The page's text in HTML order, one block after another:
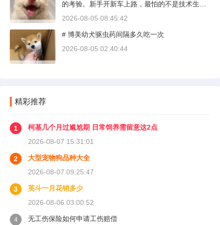
的考验。新手开新车上路，最怕的不是技术生
疏，而是对车况和路况的双重陌生。磨合期内，
不超过100公里，这不是老司机的保守，而是活
塞和气缸壁需要时间完成精细贴合。多数车型说
2026-08-05 08:45:42
# 博美幼犬驱虫药间隔多久吃一次
2026-08-05 02:40:44
精彩推荐
1
柯基几个月过尴尬期 日常饲养需留意这2点
2026-08-07 15:31:01
2
大型宠物狗品种大全
2026-08-07 09:25:47
3
英斗一月花销多少
2026-08-06 03:00:52
4 无工伤保险如何申请工伤赔偿